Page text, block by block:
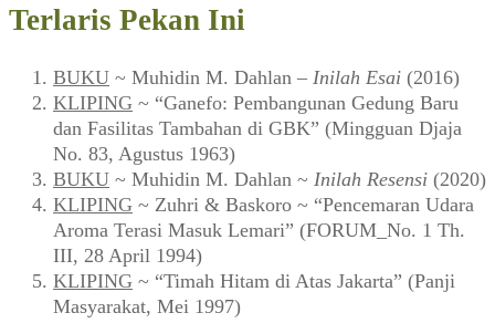
Terlaris Pekan Ini
BUKU ~ Muhidin M. Dahlan – Inilah Esai (2016)
KLIPING ~ “Ganefo: Pembangunan Gedung Baru
dan Fasilitas Tambahan di GBK” (Mingguan Djaja
No. 83, Agustus 1963)
BUKU ~ Muhidin M. Dahlan ~ Inilah Resensi (2020)
KLIPING ~ Zuhri & Baskoro ~ “Pencemaran Udara
Aroma Terasi Masuk Lemari” (FORUM_No. 1 Th.
III, 28 April 1994)
KLIPING ~ “Timah Hitam di Atas Jakarta” (Panji
Masyarakat, Mei 1997)